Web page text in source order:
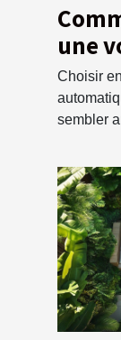
une
Choisir
sembler